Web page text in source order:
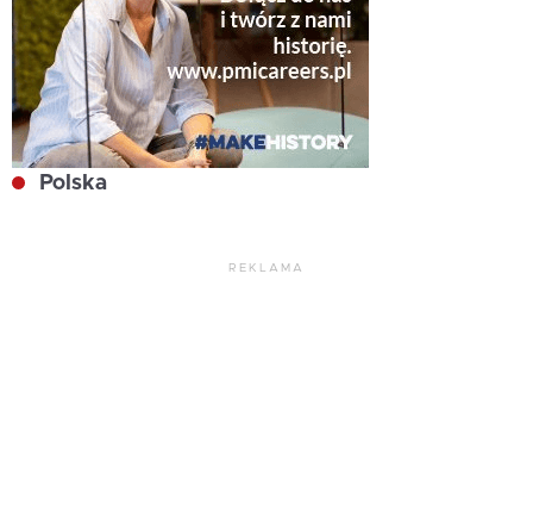
Polska
REKLAMA